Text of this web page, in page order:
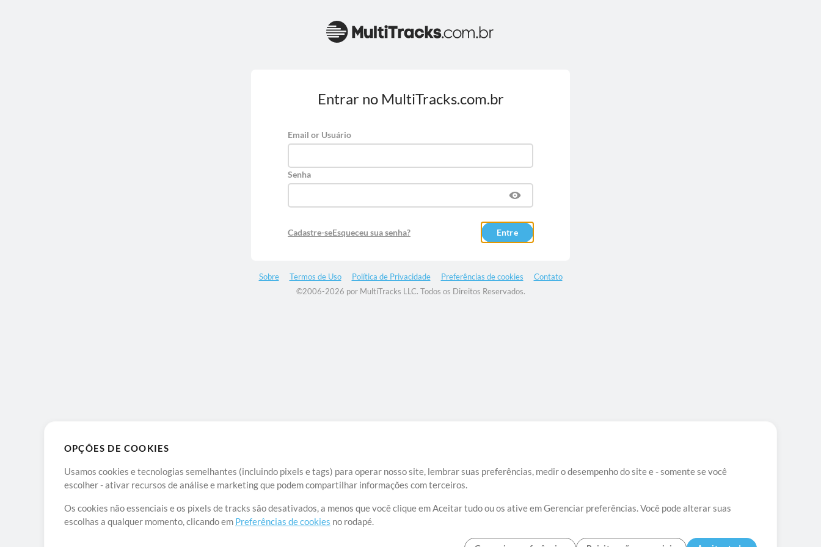
OPÇÕES DE COOKIES
Usamos cookies e tecnologias semelhantes (incluindo pixels e tags) para operar nosso site, lembrar suas preferências, medir o desempenho do site e - somente se você
escolher - ativar recursos de análise e marketing que podem compartilhar informações com terceiros.
Os cookies não essenciais e os pixels de tracks são desativados, a menos que você clique em Aceitar tudo ou os ative em Gerenciar preferências. Você pode alterar suas
escolhas a qualquer momento, clicando em Preferências de cookies no rodapé.
Entrar no MultiTracks.com.br
Email or Usuário
Senha
Cadastre-seEsqueceu sua senha? Entre
Sobre Termos de Uso Política de Privacidade Preferências de cookies
Contato
©2006-2026 por MultiTracks LLC. Todos os Direitos Reservados.